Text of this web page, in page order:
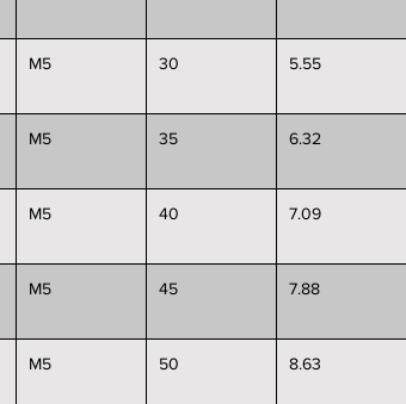
M5 30 5.55
M5 35 6.32
M5 40 7.09
M5 45 7.88
M5 50 8.63